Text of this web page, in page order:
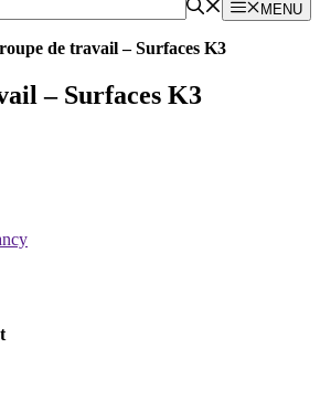
MENU
de travail – Surfaces K3
– Surfaces K3